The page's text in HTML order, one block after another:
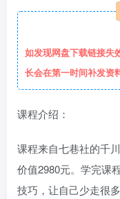
如发现网盘下载链接失
长会在第一时间补发资
课程介绍：
课程来自七巷社的千
价值2980元。学完课
技巧，让自己少走很多